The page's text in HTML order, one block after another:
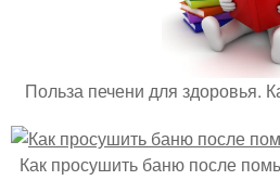
Польза печени для здоровья.
Как просушить баню после